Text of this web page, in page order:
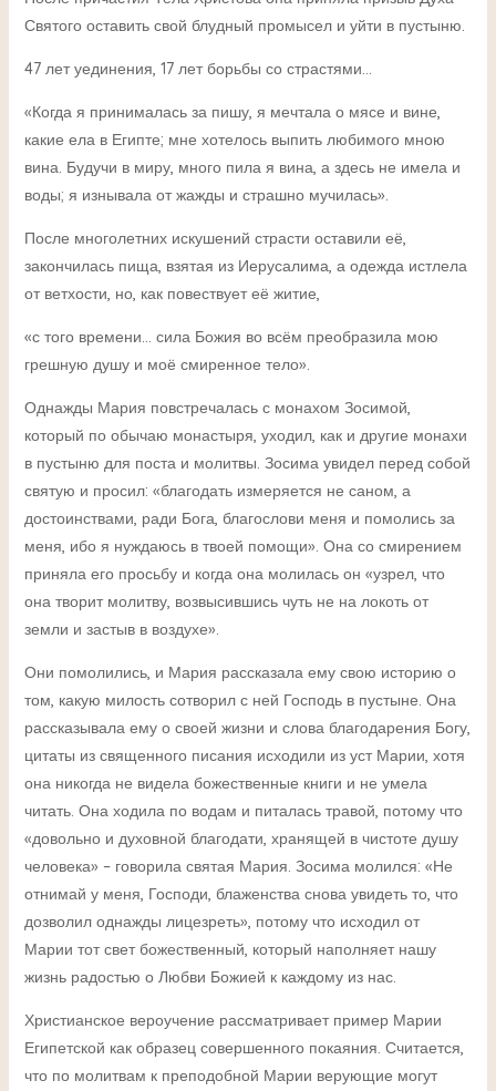
Святого оставить свой блудный промысел и уйти в пустыню.
47 лет уединения, 17 лет борьбы со страстями…
«Когда я принималась за пишу, я мечтала о мясе и вине,
какие ела в Египте; мне хотелось выпить любимого мною
вина. Будучи в миру, много пила я вина, а здесь не имела и
воды; я изнывала от жажды и страшно мучилась».
После многолетних искушений страсти оставили её,
закончилась пища, взятая из Иерусалима, а одежда истлела
от ветхости, но, как повествует её житие,
«с того времени… сила Божия во всём преобразила мою
грешную душу и моё смиренное тело».
Однажды Мария повстречалась с монахом Зосимой,
который по обычаю монастыря, уходил, как и другие монахи
в пустыню для поста и молитвы. Зосима увидел перед собой
святую и просил: «благодать измеряется не саном, а
достоинствами, ради Бога, благослови меня и помолись за
меня, ибо я нуждаюсь в твоей помощи». Она со смирением
приняла его просьбу и когда она молилась он «узрел, что
она творит молитву, возвысившись чуть не на локоть от
земли и застыв в воздухе».
Они помолились, и Мария рассказала ему свою историю о
том, какую милость сотворил с ней Господь в пустыне. Она
рассказывала ему о своей жизни и слова благодарения Богу,
цитаты из священного писания исходили из уст Марии, хотя
она никогда не видела божественные книги и не умела
читать. Она ходила по водам и питалась травой, потому что
«довольно и духовной благодати, хранящей в чистоте душу
человека» – говорила святая Мария. Зосима молился: «Не
отнимай у меня, Господи, блаженства снова увидеть то, что
дозволил однажды лицезреть», потому что исходил от
Марии тот свет божественный, который наполняет нашу
жизнь радостью о Любви Божией к каждому из нас.
Христианское вероучение рассматривает пример Марии
Египетской как образец совершенного покаяния. Считается,
что по молитвам к преподобной Марии верующие могут